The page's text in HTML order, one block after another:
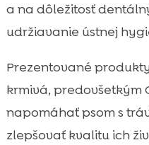
a na dôležitosť
udržiavanie ústnej
Prezentované
krmivá, predovšetkým
napomáhať psom s
zlepšovať kvalitu ich